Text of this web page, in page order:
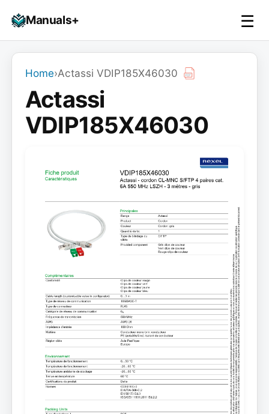
Manuals+
☰
Home›Actassi VDIP185X46030
Actassi
VDIP185X46030